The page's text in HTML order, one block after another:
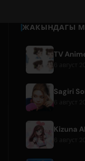
ЖАКЫНДАГЫ
6 август